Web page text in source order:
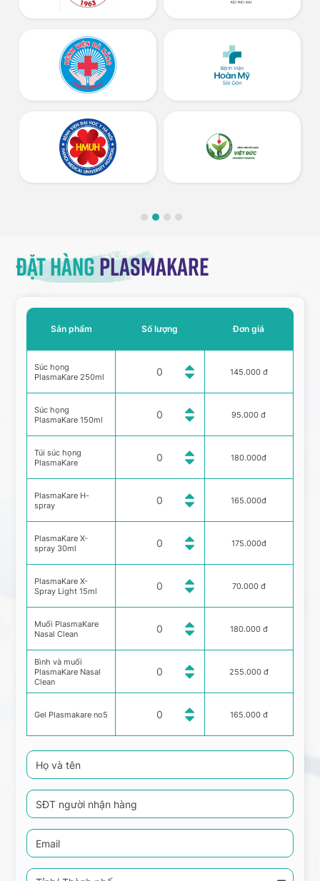
Đặt hàngPlasmakare
Sản phẩm
Súc họng
PlasmaKare 250ml
Súc họng
PlasmaKare 150ml
Túi súc họng
PlasmaKare
PlasmaKare H-
spray
PlasmaKare X-
spray 30ml
PlasmaKare X-
Spray Light 15ml
Muối PlasmaKare
Nasal Clean
Bình và muối
PlasmaKare Nasal
Clean
Gel Plasmakare no5
Số lượng Đơn giá
145.000 đ
95.000 đ
180.000đ
165.000đ
175.000đ
70.000 đ
180.000 đ
255.000 đ
165.000 đ